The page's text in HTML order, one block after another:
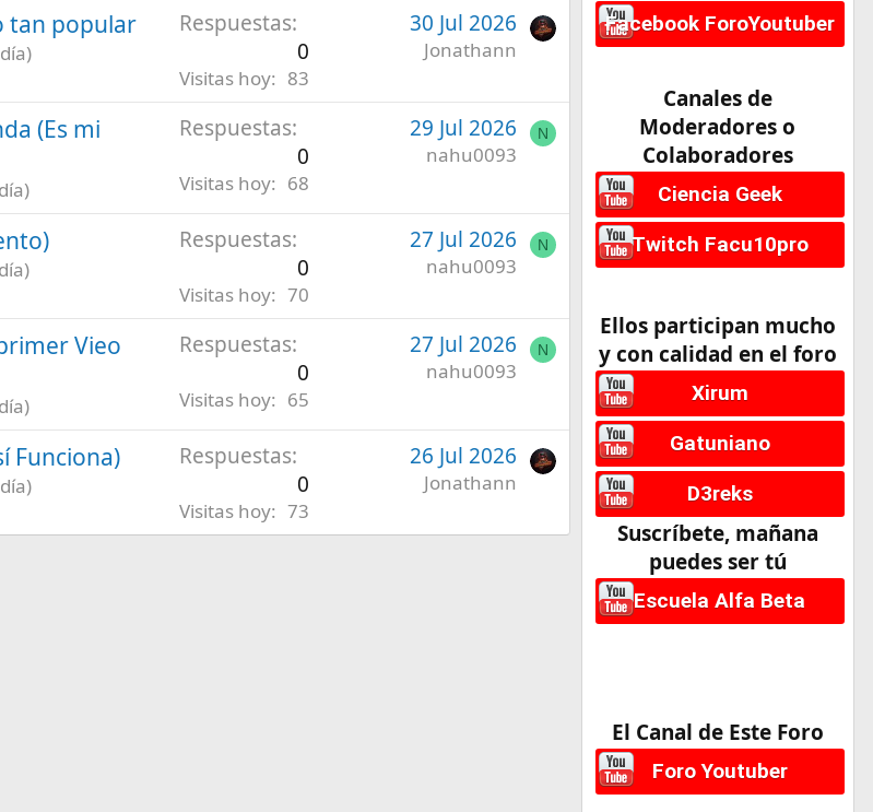
tan popular
Respuestas
0
Visitas hoy 83
30 Jul 2026
Jonathann
(Es mi
Respuestas
0
Visitas hoy 68
29 Jul 2026
nahu0093
N
Respuestas
0
Visitas hoy 70
27 Jul 2026
nahu0093
N
Vieo
Respuestas
0
Visitas hoy 65
27 Jul 2026
nahu0093
N
Funciona)
Respuestas
0
Visitas hoy 73
26 Jul 2026
Jonathann
Facebook ForoYoutuber
Canales de
Moderadores o
Colaboradores
Ciencia Geek
Twitch Facu10pro
Ellos participan mucho
y con calidad en el foro
Xirum
Gatuniano
D3reks
Suscríbete, mañana
puedes ser tú
Escuela Alfa Beta
El Canal de Este Foro
Foro Youtuber